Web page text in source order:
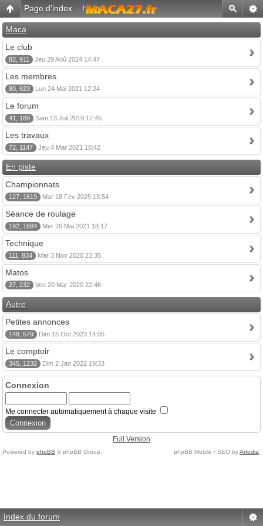
Page d’index - Home
Maca
Le club
82, 911 Jeu 29 Aoû 2024 14:47
Les membres
80, 823 Lun 24 Mai 2021 12:24
Le forum
41, 189 Sam 13 Juil 2019 17:45
Les travaux
72, 1147 Jeu 4 Mar 2021 10:42
En piste
Championnats
127, 1619 Mar 18 Fév 2025 13:54
Séance de roulage
192, 1684 Mer 26 Mai 2021 18:17
Technique
111, 834 Mar 3 Nov 2020 23:35
Matos
27, 232 Ven 20 Mar 2020 22:46
Autre
Petites annonces
148, 579 Dim 15 Oct 2023 14:05
Le comptoir
345, 1232 Dim 2 Jan 2022 19:33
Connexion
Me connecter automatiquement à chaque visite
Full Version
Powered by phpBB © phpBB Group. phpBB Mobile / SEO byArtodia
Index du forum